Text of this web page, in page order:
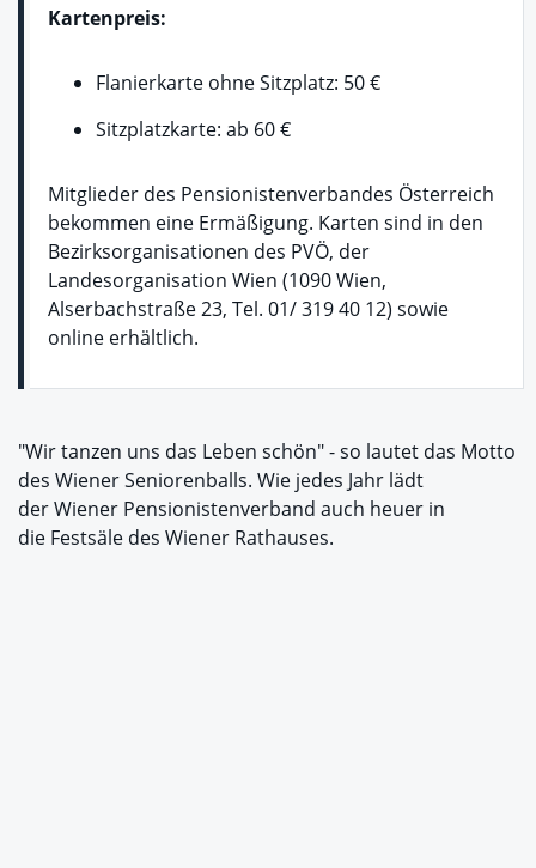
Kartenpreis:
Flanierkarte ohne Sitzplatz: 50 €
Sitzplatzkarte: ab 60 €
Mitglieder des Pensionistenverbandes Österreich
bekommen eine Ermäßigung. Karten sind in den
Bezirksorganisationen des PVÖ, der
Landesorganisation Wien (1090 Wien,
Alserbachstraße 23, Tel. 01/ 319 40 12) sowie
online erhältlich.
"Wir tanzen uns das Leben schön" - so lautet das Motto
des Wiener Seniorenballs. Wie jedes Jahr lädt
der Wiener Pensionistenverband auch heuer in
die Festsäle des Wiener Rathauses.